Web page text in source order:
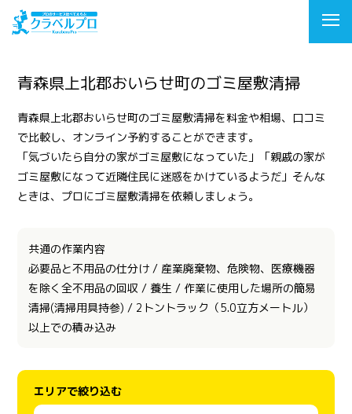
青森県上北郡おいらせ町のゴミ屋敷清掃
青森県上北郡おいらせ町のゴミ屋敷清掃を料金や相場、口コミ
で比較し、オンライン予約することができます。
「気づいたら自分の家がゴミ屋敷になっていた」「親戚の家が
ゴミ屋敷になって近隣住民に迷惑をかけているようだ」そんな
ときは、プロにゴミ屋敷清掃を依頼しましょう。
共通の作業内容
必要品と不用品の仕分け / 産業廃棄物、危険物、医療機器
を除く全不用品の回収 / 養生 / 作業に使用した場所の簡易
清掃(清掃用具持参) / 2トントラック（5.0立方メートル）
以上での積み込み
エリアで絞り込む